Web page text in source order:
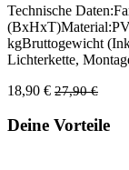
Technische
kgBruttogewicht
Lichterkette,
18,90 € 27,90 €
Deine Vorteile